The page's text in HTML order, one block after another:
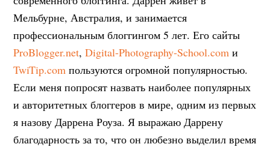
Мельбурне, Австралия, и занимается
профессиональным блоггингом 5 лет. Его сайты
ProBlogger.net,Digital-Photography-School.com и
TwiTip.com пользуются огромной популярностью.
Если меня попросят назвать наиболее популярных
и авторитетных блоггеров в мире, одним из первых
я назову Даррена Роуза. Я выражаю Даррену
благодарность за то, что он любезно выделил время